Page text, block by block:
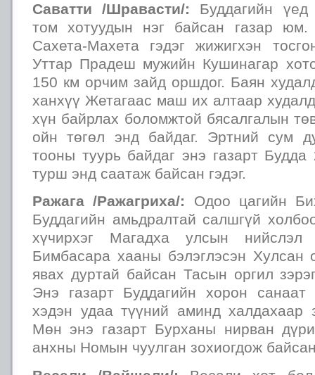
Саватти /Шравасти/: Буддагийн үед
том хотуудын нэг байсан газар
Сахета-Махета гэдэг жижигхэн
Уттар Прадеш мужийн Кушинагар
150 км орчим зайд оршдог. Баян
ханхүү Жетагаас маш их алтаар
хүн байрлах боломжтой бясалгалын
ойн төгөл энд байдаг. Эртний сум
тооны туурь байдаг энэ газарт
турш энд саатаж байсан гэдэг.
Ражага /Ражагриха/:
Одоо цагийн
Буддагийн амьдралтай салшгүй
хүчирхэг Магадха улсын
Бимбасара хааны бэлэглэсэн Хулсан
явах дуртай байсан Тасын оргил
Энэ газарт Буддагийн хорон
хэдэн удаа түүний аминд халдахаар
Мөн энэ газарт Бурханы нирван
анхны Номын чуулган зохиогдож